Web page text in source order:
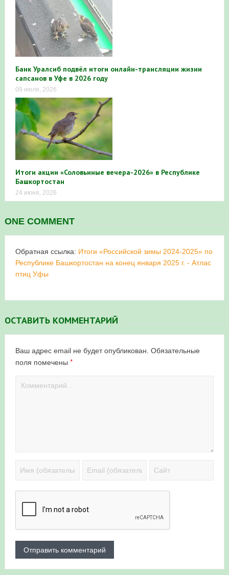
Банк Уралсиб подвёл итоги онлайн-трансляции жизни
сапсанов в Уфе в 2026 году
09 июля, 2026
Итоги акции «Соловьиные вечера-2026» в Республике
Башкортостан
24 июня, 2026
ONE COMMENT
Обратная ссылка: Итоги «Российской зимы 2024-2025» по
Республике Башкортостан на конец января 2025 г. - Атлас
птиц Уфы
ОСТАВИТЬ КОММЕНТАРИЙ
Ваш адрес email не будет опубликован. Обязательные
поля помечены *